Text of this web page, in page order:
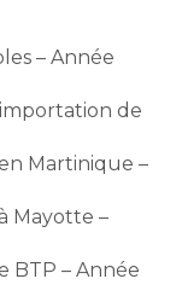
– Année
de
Martinique –
Mayotte –
BTP – Année